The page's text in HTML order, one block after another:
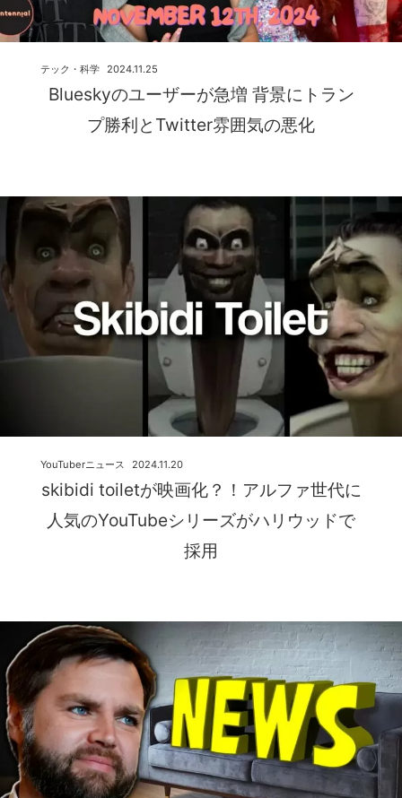
Blueskyのユーザーが急増 背景にトラン
プ勝利とTwitter雰囲気の悪化
2024.11.25
テック・科学
skibidi toiletが映画化？！アルファ世代に
人気のYouTubeシリーズがハリウッドで
採用
2024.11.20
YouTuberニュース